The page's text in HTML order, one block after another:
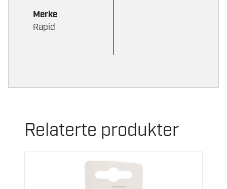
Merke
Rapid
Relaterte produkter